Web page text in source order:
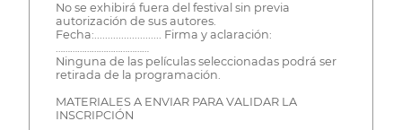
No se exhibirá fuera del festival sin previa
autorización de sus autores.
Fecha:......................... Firma y aclaración:
Ninguna de las películas seleccionadas podrá ser
retirada de la programación.
MATERIALES A ENVIAR PARA VALIDAR LA
INSCRIPCIÓN